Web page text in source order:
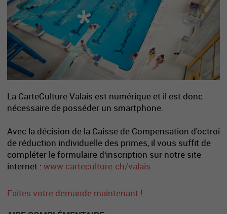
La CarteCulture Valais est numérique et il est donc
nécessaire de posséder un smartphone.
Avec la décision de la Caisse de Compensation d'octroi
de réduction individuelle des primes, il vous suffit de
compléter le formulaire d‘inscription sur notre site
internet : www.carteculture.ch/valais
Faites votre demande maintenant !